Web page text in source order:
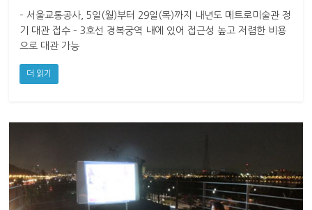
– 서울교통공사, 5일(월)부터 29일(목)까지 내년도 메트로미술관 정
기 대관 접수 – 3호선 경복궁역 내에 있어 접근성 높고 저렴한 비용
으로 대관 가능
더 읽기